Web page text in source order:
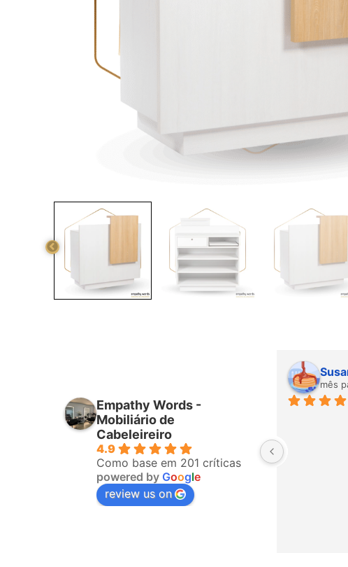
Empathy Words -
Mobiliário de
Cabeleireiro
4.9
Como base em 201 críticas
powered by Google
review us on
Sempre muito bem atendido por
todos da equipa! Já é a terceira
vez que compro com eles.
Recomendo!
mês